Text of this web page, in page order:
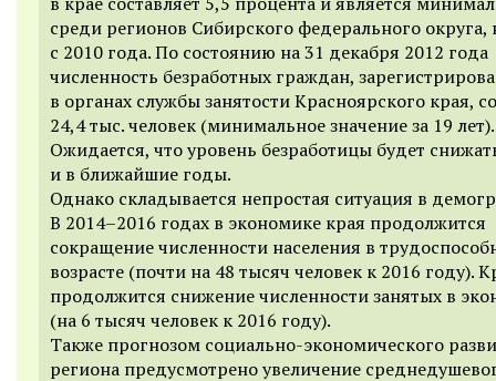
среди регионов Сибирского федерального округа,
с 2010 года. По состоянию на 31 декабря 2012 года
численность безработных граждан,
в органах службы занятости Красноярского края,
24,4 тыс. человек (минимальное значение за 19 лет).
Ожидается, что уровень безработицы будет
и в ближайшие годы.
Однако складывается непростая ситуация в
В 2014–2016 годах в экономике края продолжится
сокращение численности населения в
возрасте (почти на 48 тысяч человек к 2016 году).
продолжится снижение численности занятых в
(на 6 тысяч человек к 2016 году).
Также прогнозом социально-экономического
региона предусмотрено увеличение